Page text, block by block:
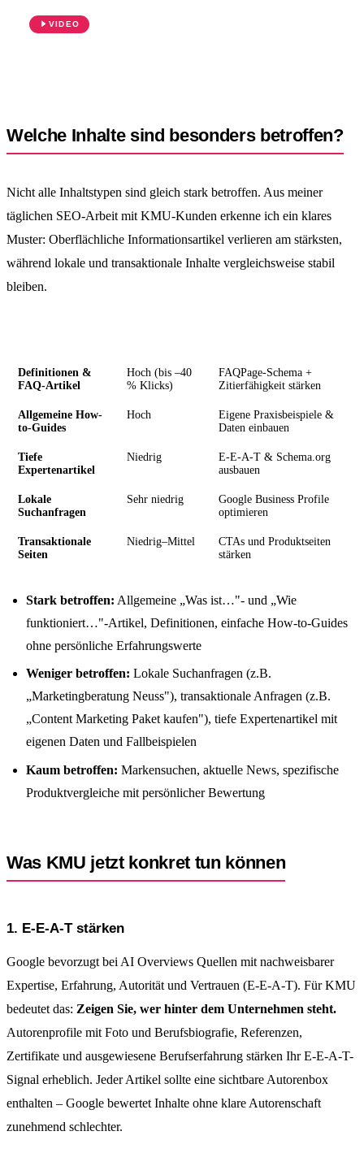
VIDEO
Welche Inhalte sind besonders betroffen?
Nicht alle Inhaltstypen sind gleich stark betroffen. Aus meiner
täglichen SEO-Arbeit mit KMU-Kunden erkenne ich ein klares
Muster: Oberflächliche Informationsartikel verlieren am stärksten,
während lokale und transaktionale Inhalte vergleichsweise stabil
bleiben.
Definitionen &
FAQ-Artikel
Hoch (bis –40
% Klicks)
FAQPage-Schema +
Zitierfähigkeit stärken
Allgemeine How-
to-Guides
Hoch
Eigene Praxisbeispiele &
Daten einbauen
Tiefe
Expertenartikel
Niedrig
E-E-A-T & Schema.org
ausbauen
Lokale
Suchanfragen
Sehr niedrig
Google Business Profile
optimieren
Transaktionale
Seiten
Niedrig–Mittel
CTAs und Produktseiten
stärken
Stark betroffen: Allgemeine „Was ist…"- und „Wie
funktioniert…"-Artikel, Definitionen, einfache How-to-Guides
ohne persönliche Erfahrungswerte
Weniger betroffen: Lokale Suchanfragen (z.B.
„Marketingberatung Neuss"), transaktionale Anfragen (z.B.
„Content Marketing Paket kaufen"), tiefe Expertenartikel mit
eigenen Daten und Fallbeispielen
Kaum betroffen: Markensuchen, aktuelle News, spezifische
Produktvergleiche mit persönlicher Bewertung
Was KMU jetzt konkret tun können
1. E-E-A-T stärken
Google bevorzugt bei AI Overviews Quellen mit nachweisbarer
Expertise, Erfahrung, Autorität und Vertrauen (E-E-A-T). Für KMU
bedeutet das: Zeigen Sie, wer hinter dem Unternehmen steht.
Autorenprofile mit Foto und Berufsbiografie, Referenzen,
Zertifikate und ausgewiesene Berufserfahrung stärken Ihr E-E-A-T-
Signal erheblich. Jeder Artikel sollte eine sichtbare Autorenbox
enthalten – Google bewertet Inhalte ohne klare Autorenschaft
zunehmend schlechter.